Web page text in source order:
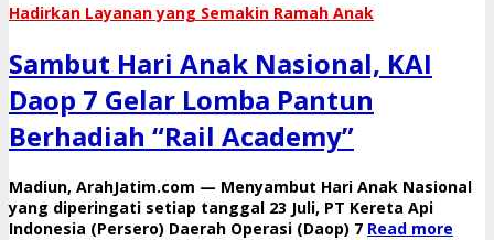
Hadirkan Layanan yang Semakin Ramah Anak
Sambut Hari Anak Nasional, KAI
Daop 7 Gelar Lomba Pantun
Berhadiah “Rail Academy”
​Madiun, ArahJatim.com — Menyambut Hari Anak Nasional
yang diperingati setiap tanggal 23 Juli, PT Kereta Api
Indonesia (Persero) Daerah Operasi (Daop) 7 Read more